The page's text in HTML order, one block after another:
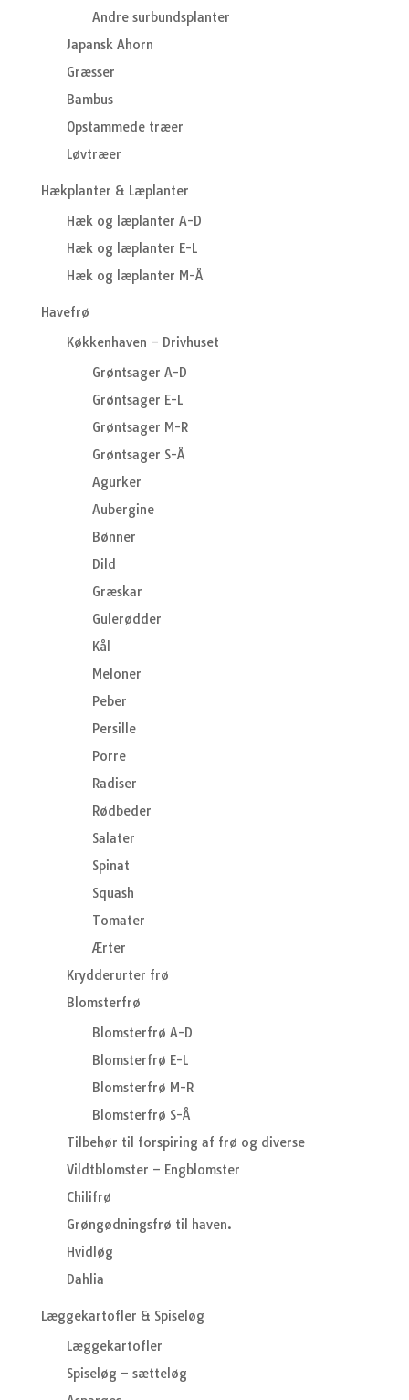
Andre surbundsplanter
Japansk Ahorn
Græsser
Bambus
Opstammede træer
Løvtræer
Hækplanter & Læplanter
Hæk og læplanter A-D
Hæk og læplanter E-L
Hæk og læplanter M-Å
Havefrø
Køkkenhaven – Drivhuset
Grøntsager A-D
Grøntsager E-L
Grøntsager M-R
Grøntsager S-Å
Agurker
Aubergine
Bønner
Dild
Græskar
Gulerødder
Kål
Meloner
Peber
Persille
Porre
Radiser
Rødbeder
Salater
Spinat
Squash
Tomater
Ærter
Krydderurter frø
Blomsterfrø
Blomsterfrø A-D
Blomsterfrø E-L
Blomsterfrø M-R
Blomsterfrø S-Å
Tilbehør til forspiring af frø og diverse
Vildtblomster – Engblomster
Chilifrø
Grøngødningsfrø til haven.
Hvidløg
Dahlia
Læggekartofler & Spiseløg
Læggekartofler
Spiseløg – sætteløg